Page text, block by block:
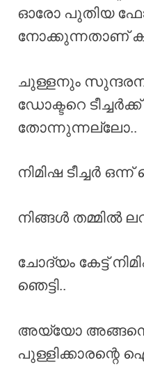
ഓരോ പുതിയ
നോക്കുന്നതാണ്
ചുള്ളനും
ഡോക്ടറെ ടീച്ചർക്ക്
തോന്നുന്നല്ലോ..
നിമിഷ ടീച്ചർ ഒന്ന്
നിങ്ങൾ
ചോദ്യം കേട്ട്
ഞെട്ടി..
അയ്യോ അങ്ങനെ
പുള്ളിക്കാരന്റെ